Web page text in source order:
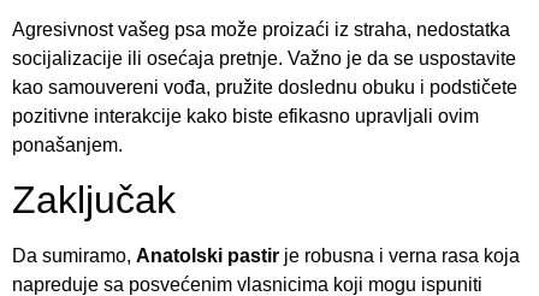
Agresivnost vašeg psa može proizaći iz straha, nedostatka
socijalizacije ili osećaja pretnje. Važno je da se uspostavite
kao samouvereni vođa, pružite doslednu obuku i podstičete
pozitivne interakcije kako biste efikasno upravljali ovim
ponašanjem.
Zaključak
Da sumiramo, Anatolski pastir je robusna i verna rasa koja
napreduje sa posvećenim vlasnicima koji mogu ispuniti